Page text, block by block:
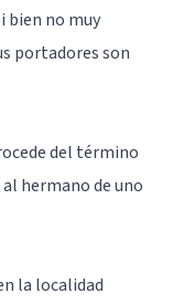
bien no muy
portadores son
del término
hermano de uno
la localidad